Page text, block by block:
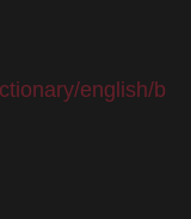
english/b